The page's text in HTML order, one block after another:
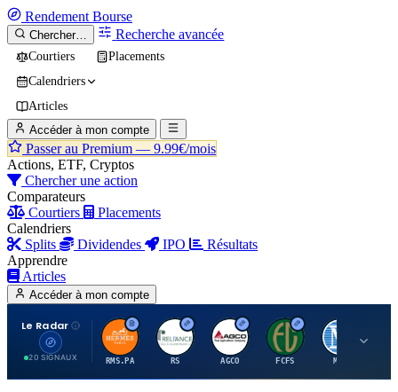
Rendement Bourse
Chercher… Recherche avancée
Courtiers
Placements
Calendriers
Articles
Accéder à mon compte
Passer au Premium — 9.99€/mois
Actions, ETF, Cryptos
Chercher une action
Comparateurs
Courtiers
Placements
Calendriers
Splits
Dividendes IPO
Résultats
Apprendre
Articles
Accéder à mon compte
Le Radar
20 SIGNAUX
H
RMS.PA
R
RS
A
AGCO
F
FCFS
M
MCO